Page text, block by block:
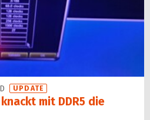
UPDATE
mit DDR5 die